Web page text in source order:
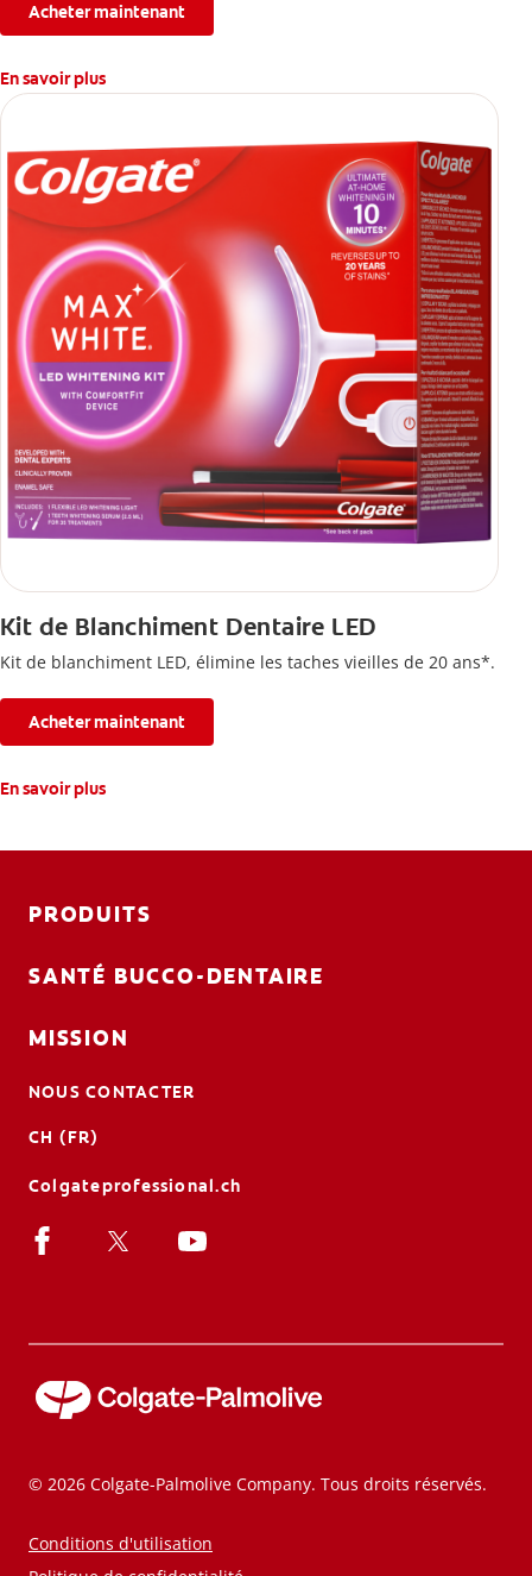
Acheter maintenant
En savoir plus
Kit de Blanchiment Dentaire LED
Kit de blanchiment LED, élimine les taches vieilles de 20 ans*.
Acheter maintenant
En savoir plus
PRODUITS
SANTÉ BUCCO-DENTAIRE
MISSION
NOUS CONTACTER
CH (FR)
Colgateprofessional.ch
© 2026 Colgate-Palmolive Company. Tous droits réservés.
Conditions d'utilisation